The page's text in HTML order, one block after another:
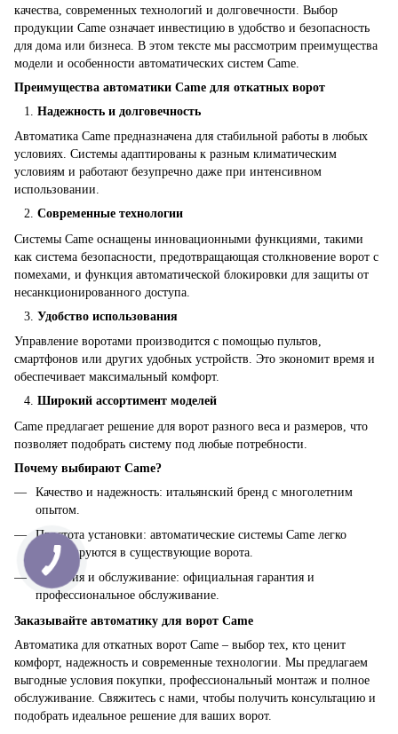
качества, современных технологий и долговечности. Выбор
продукции Came означает инвестицию в удобство и безопасность
для дома или бизнеса. В этом тексте мы рассмотрим преимущества
модели и особенности автоматических систем Came.
Преимущества автоматики Came для откатных ворот
Надежность и долговечность
Автоматика Came предназначена для стабильной работы в любых
условиях. Системы адаптированы к разным климатическим
условиям и работают безупречно даже при интенсивном
использовании.
Современные технологии
Системы Came оснащены инновационными функциями, такими
как система безопасности, предотвращающая столкновение ворот с
помехами, и функция автоматической блокировки для защиты от
несанкционированного доступа.
Удобство использования
Управление воротами производится с помощью пультов,
смартфонов или других удобных устройств. Это экономит время и
обеспечивает максимальный комфорт.
Широкий ассортимент моделей
Came предлагает решение для ворот разного веса и размеров, что
позволяет подобрать систему под любые потребности.
Почему выбирают Came?
Качество и надежность: итальянский бренд с многолетним
опытом.
Простота установки: автоматические системы Came легко
интегрируются в существующие ворота.
Гарантия и обслуживание: официальная гарантия и
профессиональное обслуживание.
Заказывайте автоматику для ворот Came
Автоматика для откатных ворот Came – выбор тех, кто ценит
комфорт, надежность и современные технологии. Мы предлагаем
выгодные условия покупки, профессиональный монтаж и полное
обслуживание. Свяжитесь с нами, чтобы получить консультацию и
подобрать идеальное решение для ваших ворот.